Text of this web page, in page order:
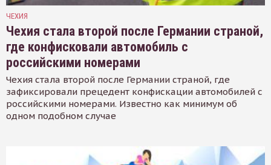
ЧЕХИЯ
Чехия стала второй после Германии страной,
где конфисковали автомобиль с
российскими номерами
Чехия стала второй после Германии страной, где
зафиксировали прецедент конфискации автомобилей с
российскими номерами. Известно как минимум об
одном подобном случае